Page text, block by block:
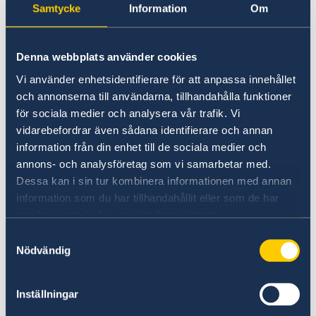
Samtycke Information Om
Denna webbplats använder cookies
Vi använder enhetsidentifierare för att anpassa innehållet
och annonserna till användarna, tillhandahålla funktioner
för sociala medier och analysera vår trafik. Vi
vidarebefordrar även sådana identifierare och annan
information från din enhet till de sociala medier och
annons- och analysföretag som vi samarbetar med.
Dessa kan i sin tur kombinera informationen med annan
information som du har tillhandahållit eller som de har
samlat in när du har använt deras tjänster.
Nödvändig
Inställningar
pass som sedan skickas till svenska
ambassaden i Storbritannien? Ja, även om
Storbritannien kan en ambassad i ett tredje
EES: Förhandsregistrering via appen
Travel to Europe
Utlandsmyndigheter / Storbritannien,
London / Aktuellt / Nyheter
Ska du resa till Sverige från Storbritannien
med brittiskt pass? Entry Exit System
• Ladda upp ett ansiktsfoto (biometriskt
Registrera nyfödd utomlands
svenskar i Storbritannien / Svenskt